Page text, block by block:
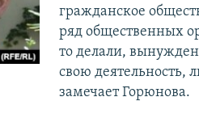
гражданское
ряд общественных
то делали,
свою деятельность,
замечает Горюнова.